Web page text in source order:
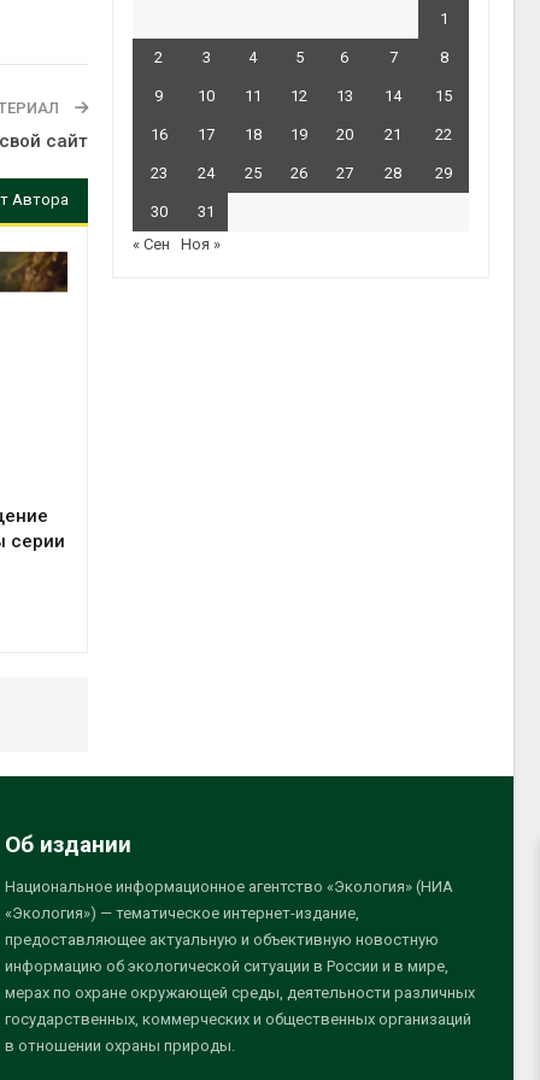
сайт
Автора
серии
1
2 3 4 5 6 7 8
9 10 11 12 13 14 15
16 17 18 19 20 21 22
23 24 25 26 27 28 29
30
31
« Сен
Ноя »
Об издании
Национальное информационное агентство «Экология» (НИА
«Экология») — тематическое интернет-издание,
предоставляющее актуальную и объективную новостную
информацию об экологической ситуации в России и в мире,
мерах по охране окружающей среды, деятельности различных
государственных, коммерческих и общественных организаций
в отношении охраны природы.